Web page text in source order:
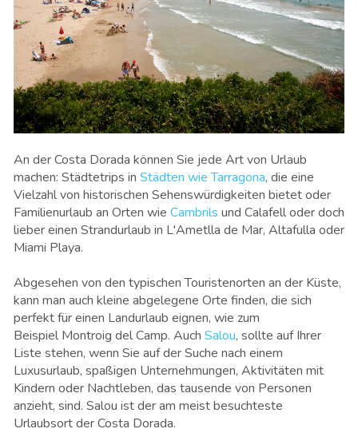
An der Costa Dorada können Sie jede Art von Urlaub
machen: Städtetrips in Städten wie Tarragona, die eine
Vielzahl von historischen Sehenswürdigkeiten bietet oder
Familienurlaub an Orten wie Cambrils und Calafell oder doch
lieber einen Strandurlaub in L'Ametlla de Mar, Altafulla oder
Miami Playa.
Abgesehen von den typischen Touristenorten an der Küste,
kann man auch kleine abgelegene Orte finden, die sich
perfekt für einen Landurlaub eignen, wie zum
Beispiel Montroig del Camp. Auch Salou, sollte auf Ihrer
Liste stehen, wenn Sie auf der Suche nach einem
Luxusurlaub, spaßigen Unternehmungen, Aktivitäten mit
Kindern oder Nachtleben, das tausende von Personen
anzieht, sind. Salou ist der am meist besuchteste
Urlaubsort der Costa Dorada.